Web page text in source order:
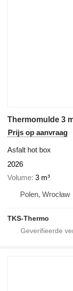
Prijs op aanvraag
Asfalt hot box
2026
Volume 3 m³
Polen, Wrocław
TKS-Thermo